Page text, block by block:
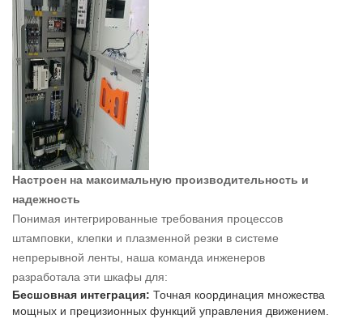
Настроен на максимальную производительность и
надежность
Понимая интегрированные требования процессов
штамповки, клепки и плазменной резки в системе
непрерывной ленты, наша команда инженеров
разработала эти шкафы для:
Бесшовная интеграция: Точная координация множества
мощных и прецизионных функций управления движением.